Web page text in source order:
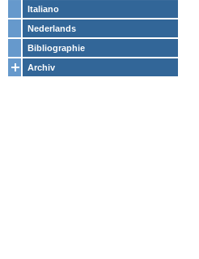
Italiano
Nederlands
Bibliographie
Archiv